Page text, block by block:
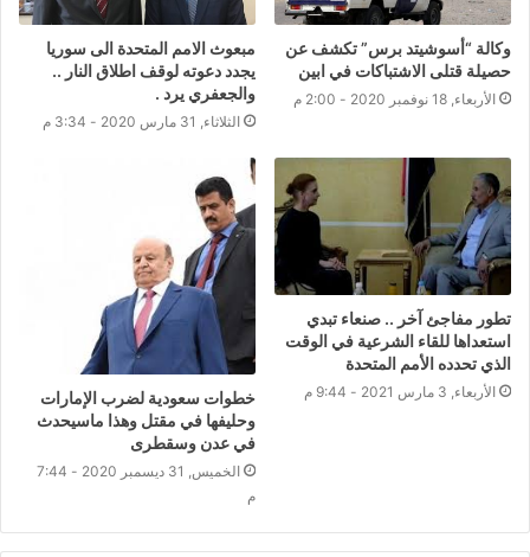
وكالة “أسوشيتد برس” تكشف عن
حصيلة قتلى الاشتباكات في ابين
الأربعاء, 18 نوفمبر 2020 - 2:00 م
مبعوث الامم المتحدة الى سوريا
يجدد دعوته لوقف اطلاق النار ..
والجعفري يرد .
الثلاثاء, 31 مارس 2020 - 3:34 م
تطور مفاجئ آخر .. صنعاء تبدي
استعداها للقاء الشرعية في الوقت
الذي تحدده الأمم المتحدة
الأربعاء, 3 مارس 2021 - 9:44 م
خطوات سعودية لضرب الإمارات
وحليفها في مقتل وهذا ماسيحدث
في عدن وسقطرى
الخميس, 31 ديسمبر 2020 - 7:44
م